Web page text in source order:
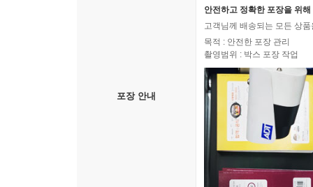
포장 안내
안전하고 정확한 포장을 위
고객님께 배송되는 모든 상
목적 : 안전한 포장 관리
촬영범위 : 박스 포장 작업